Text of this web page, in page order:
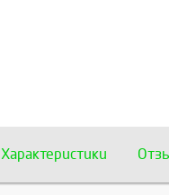
Характеристики